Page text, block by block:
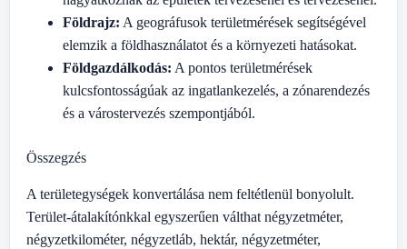
Földrajz: A geográfusok területmérések segítségével
elemzik a földhasználatot és a környezeti hatásokat.
Földgazdálkodás: A pontos területmérések
kulcsfontosságúak az ingatlankezelés, a zónarendezés
és a várostervezés szempontjából.
Összegzés
A területegységek konvertálása nem feltétlenül bonyolult.
Terület-átalakítónkkal egyszerűen válthat négyzetméter,
négyzetkilométer, négyzetláb, hektár, négyzetméter,